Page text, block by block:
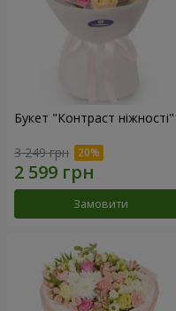
Букет "Контраст ніжності"
3 249 грн
Замовити